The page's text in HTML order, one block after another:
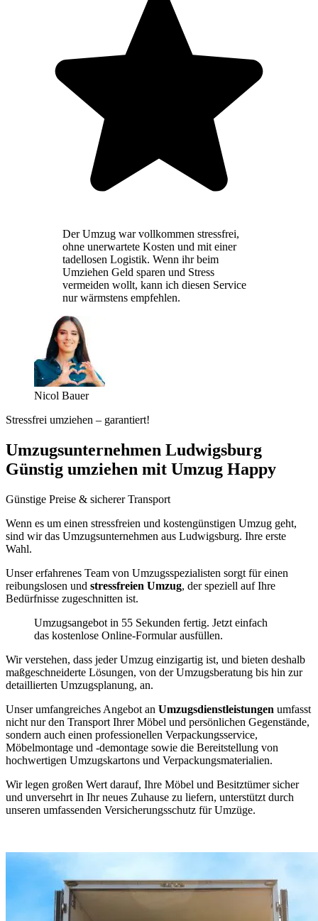
Der Umzug war vollkommen stressfrei,
ohne unerwartete Kosten und mit einer
tadellosen Logistik. Wenn ihr beim
Umziehen Geld sparen und Stress
vermeiden wollt, kann ich diesen Service
nur wärmstens empfehlen.
Nicol Bauer
Stressfrei umziehen – garantiert!
Umzugsunternehmen Ludwigsburg
Günstig umziehen mit Umzug Happy
Günstige Preise & sicherer Transport
Wenn es um einen stressfreien und kostengünstigen Umzug geht,
sind wir das Umzugsunternehmen aus Ludwigsburg. Ihre erste
Wahl.
Unser erfahrenes Team von Umzugsspezialisten sorgt für einen
reibungslosen und stressfreien Umzug, der speziell auf Ihre
Bedürfnisse zugeschnitten ist.
Umzugsangebot in 55 Sekunden fertig. Jetzt einfach
das kostenlose Online-Formular ausfüllen.
Wir verstehen, dass jeder Umzug einzigartig ist, und bieten deshalb
maßgeschneiderte Lösungen, von der Umzugsberatung bis hin zur
detaillierten Umzugsplanung, an.
Unser umfangreiches Angebot an Umzugsdienstleistungen umfasst
nicht nur den Transport Ihrer Möbel und persönlichen Gegenstände,
sondern auch einen professionellen Verpackungsservice,
Möbelmontage und -demontage sowie die Bereitstellung von
hochwertigen Umzugskartons und Verpackungsmaterialien.
Wir legen großen Wert darauf, Ihre Möbel und Besitztümer sicher
und unversehrt in Ihr neues Zuhause zu liefern, unterstützt durch
unseren umfassenden Versicherungsschutz für Umzüge.